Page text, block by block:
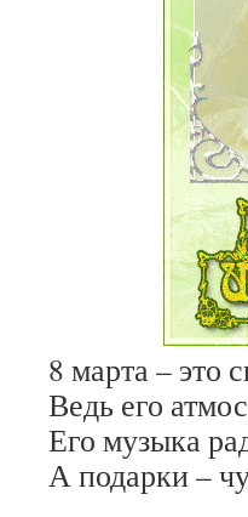
8 марта – это
Ведь его
Его музыка
А подарки –